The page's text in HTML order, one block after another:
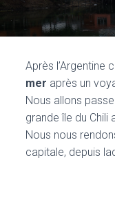
Après l’Argentine
mer après un
Nous allons
grande île du Chili
Nous nous
capitale, depuis